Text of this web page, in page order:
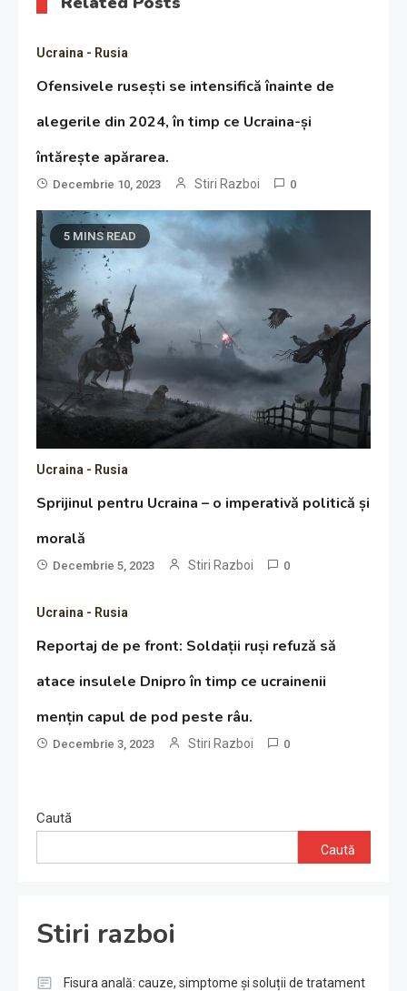
Ucraina - Rusia
Ofensivele rusești se intensifică înainte de
alegerile din 2024, în timp ce Ucraina-și
întărește apărarea.
Decembrie 10, 2023 Stiri Razboi 0
5 MINS READ
Ucraina - Rusia
Sprijinul pentru Ucraina – o imperativă politică și
morală
Decembrie 5, 2023 Stiri Razboi 0
Ucraina - Rusia
Reportaj de pe front: Soldații ruși refuză să
atace insulele Dnipro în timp ce ucrainenii
mențin capul de pod peste râu.
Decembrie 3, 2023 Stiri Razboi 0
Caută
Caută
Stiri razboi
Fisura anală: cauze, simptome și soluții de tratament